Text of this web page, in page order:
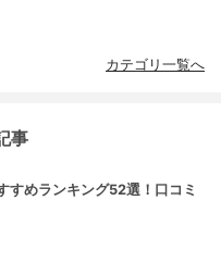
カテゴリ一覧へ
事
すめランキング52選！口コミ